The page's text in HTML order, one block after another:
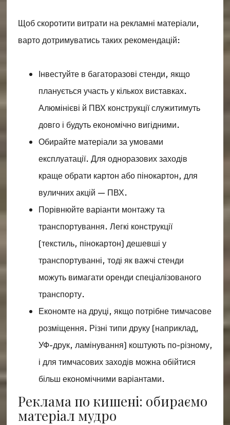
Щоб скоротити витрати на рекламні матеріали,
варто дотримуватись таких рекомендацій:
Інвестуйте в багаторазові стенди, якщо
планується участь у кількох виставках.
Алюмінієві й ПВХ конструкції служитимуть
довго і будуть економічно вигідними.
Обирайте матеріали за умовами
експлуатації. Для одноразових заходів
краще обрати картон або пінокартон, для
вуличних акцій — ПВХ.
Порівнюйте варіанти монтажу та
транспортування. Легкі конструкції
(текстиль, пінокартон) дешевші у
транспортуванні, тоді як важчі стенди
можуть вимагати оренди спеціалізованого
транспорту.
Економте на друці, якщо потрібне тимчасове
розміщення. Різні типи друку (наприклад,
УФ-друк, ламінування) коштують по-різному,
і для тимчасових заходів можна обійтися
більш економічними варіантами.
Реклама по кишені: обираємо
матеріал мудро